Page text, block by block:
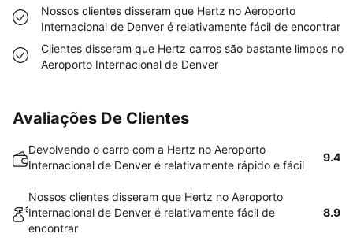
Nossos clientes disseram que Hertz no Aeroporto
Internacional de Denver é relativamente fácil de encontrar
Clientes disseram que Hertz carros são bastante limpos no
Aeroporto Internacional de Denver
Avaliações De Clientes
Devolvendo o carro com a Hertz no Aeroporto
Internacional de Denver é relativamente rápido e fácil
9.4
Nossos clientes disseram que Hertz no Aeroporto
Internacional de Denver é relativamente fácil de
encontrar
8.9